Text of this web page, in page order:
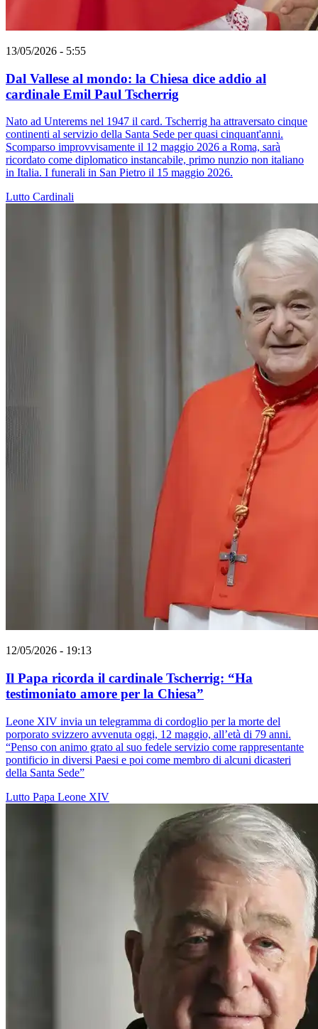
13/05/2026 - 5:55
Dal Vallese al mondo: la Chiesa dice addio al
cardinale Emil Paul Tscherrig
Nato ad Unterems nel 1947 il card. Tscherrig ha attraversato cinque
continenti al servizio della Santa Sede per quasi cinquant'anni.
Scomparso improvvisamente il 12 maggio 2026 a Roma, sarà
ricordato come diplomatico instancabile, primo nunzio non italiano
in Italia. I funerali in San Pietro il 15 maggio 2026.
Lutto Cardinali
12/05/2026 - 19:13
Il Papa ricorda il cardinale Tscherrig: “Ha
testimoniato amore per la Chiesa”
Leone XIV invia un telegramma di cordoglio per la morte del
porporato svizzero avvenuta oggi, 12 maggio, all’età di 79 anni.
“Penso con animo grato al suo fedele servizio come rappresentante
pontificio in diversi Paesi e poi come membro di alcuni dicasteri
della Santa Sede”
Lutto Papa Leone XIV